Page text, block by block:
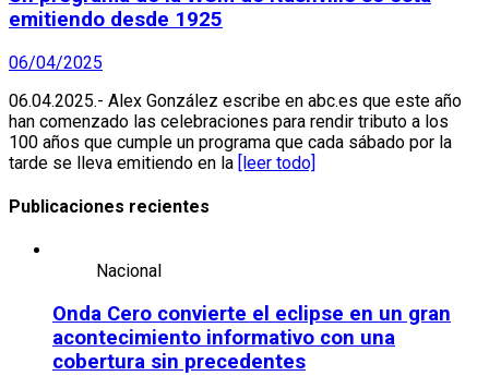
emitiendo desde 1925
06/04/2025
06.04.2025.- Alex González escribe en abc.es que este año
han comenzado las celebraciones para rendir tributo a los
100 años que cumple un programa que cada sábado por la
tarde se lleva emitiendo en la [leer todo]
Publicaciones recientes
Nacional
Onda Cero convierte el eclipse en un gran
acontecimiento informativo con una
cobertura sin precedentes